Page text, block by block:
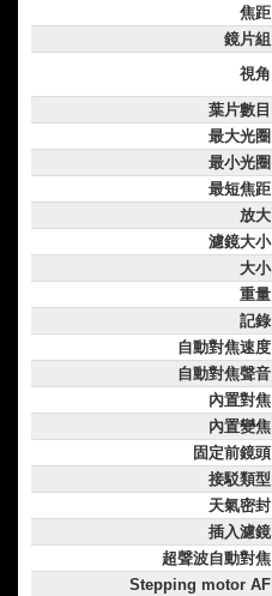
焦距
鏡片組
視角
葉片數目
最大光圈
最小光圈
最短焦距
放大
濾鏡大小
大小
重量
記錄
自動對焦速度
自動對焦聲音
內置對焦
內置變焦
固定前鏡頭
接駁類型
天氣密封
插入濾鏡
超聲波自動對焦
Stepping motor AF